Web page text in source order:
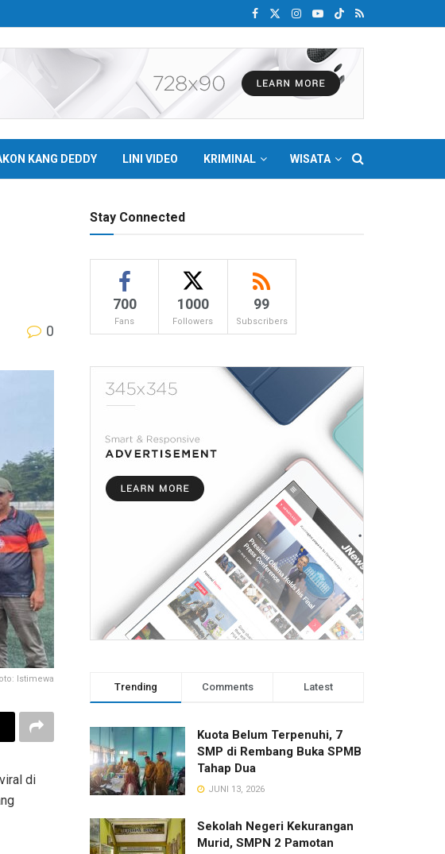
KANG DEDDY LINI VIDEO KRIMINAL WISATA
0
Istimewa
di
Stay Connected
700
Fans
1000
Followers
99
Subscribers
Trending Comments Latest
Kuota Belum Terpenuhi, 7
SMP di Rembang Buka SPMB
Tahap Dua
JUNI 13, 2026
Sekolah Negeri Kekurangan
Murid, SMPN 2 Pamotan